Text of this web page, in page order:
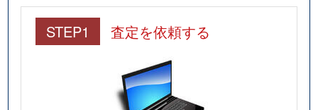
STEP1 査定を依頼する